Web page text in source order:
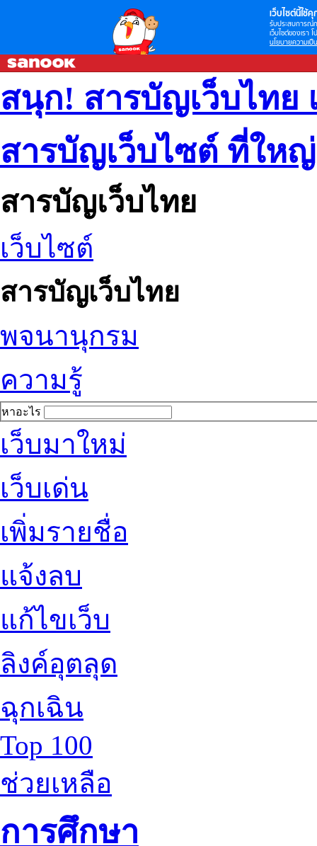
เว็บไซต์นี้ใช้คุ
รับประสบการณ์
เว็บไซต์ของเรา
นโยบายความเป็
สนุก! สารบัญเว็บไทย
สารบัญเว็บไซต์ ที่ให
สารบัญเว็บไทย
เว็บไซต์
สารบัญเว็บไทย
พจนานุกรม
ความรู้
หาอะไร
เว็บมาใหม่
เว็บเด่น
เพิ่มรายชื่อ
แจ้งลบ
แก้ไขเว็บ
ลิงค์อุตลุด
ฉุกเฉิน
Top 100
ช่วยเหลือ
การศึกษา